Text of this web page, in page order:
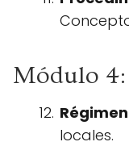
Módulo
locales.